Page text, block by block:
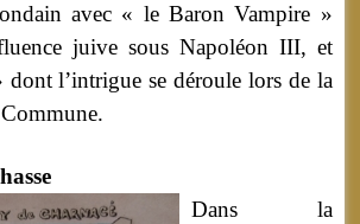
avec « le Baron Vampire »
juive sous Napoléon III, et
l’intrigue se déroule lors de la
Dans la